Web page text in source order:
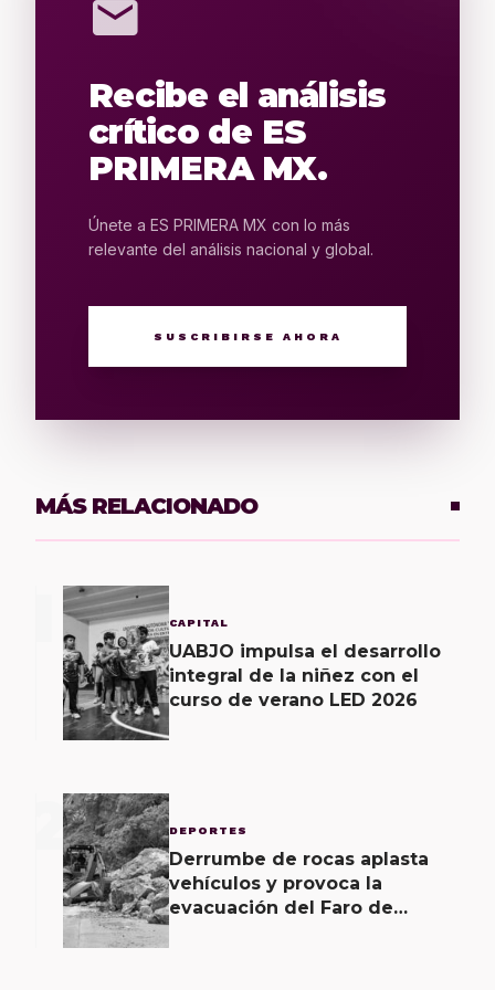
mail
Recibe el análisis
crítico de ES
PRIMERA MX.
Únete a ES PRIMERA MX con lo más
relevante del análisis nacional y global.
SUSCRIBIRSE AHORA
MÁS RELACIONADO
CAPITAL
UABJO impulsa el desarrollo
integral de la niñez con el
curso de verano LED 2026
2 DEPORTES
Derrumbe de rocas aplasta
vehículos y provoca la
evacuación del Faro de